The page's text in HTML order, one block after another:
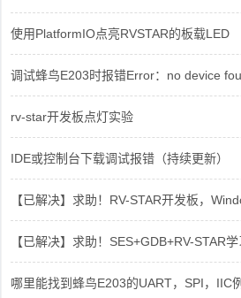
使用PlatformIO点亮RVSTAR的板载LED
调试蜂鸟E203时报错Error：no device
rv-star开发板点灯实验
IDE或控制台下载调试报错（持续更新）
【已解决】求助！RV-STAR开发板，
【已解决】求助！SES+GDB+RV-STAR
哪里能找到蜂鸟E203的UART，SPI，IIC